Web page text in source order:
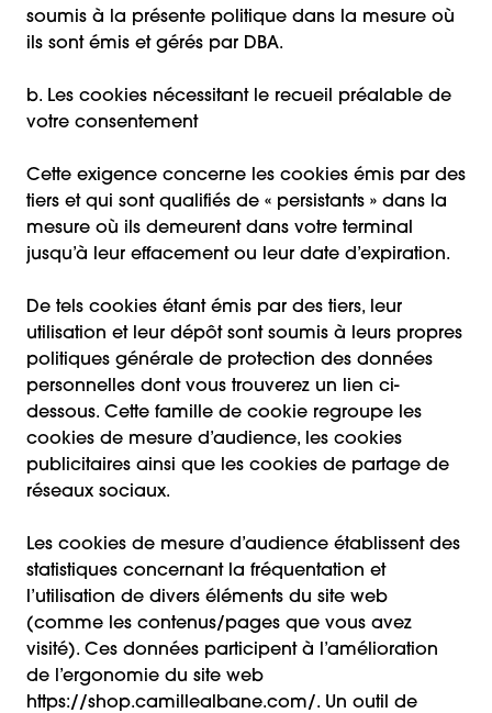
soumis à la présente politique dans la mesure où
ils sont émis et gérés par DBA.
b. Les cookies nécessitant le recueil préalable de
votre consentement
Cette exigence concerne les cookies émis par des
tiers et qui sont qualifiés de « persistants » dans la
mesure où ils demeurent dans votre terminal
jusqu’à leur effacement ou leur date d’expiration.
De tels cookies étant émis par des tiers, leur
utilisation et leur dépôt sont soumis à leurs propres
politiques générale de protection des données
personnelles dont vous trouverez un lien ci-
dessous. Cette famille de cookie regroupe les
cookies de mesure d’audience, les cookies
publicitaires ainsi que les cookies de partage de
réseaux sociaux.
Les cookies de mesure d’audience établissent des
statistiques concernant la fréquentation et
l’utilisation de divers éléments du site web
(comme les contenus/pages que vous avez
visité). Ces données participent à l’amélioration
de l’ergonomie du site web
https://shop.camillealbane.com/. Un outil de